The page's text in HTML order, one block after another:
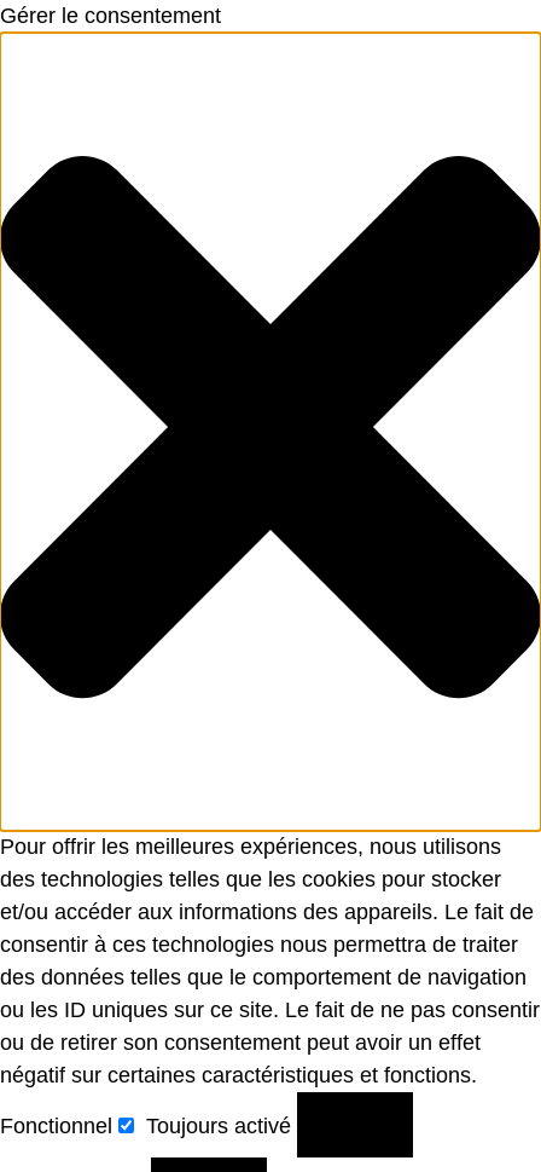
Gérer le consentement
Pour offrir les meilleures expériences, nous utilisons
des technologies telles que les cookies pour stocker
et/ou accéder aux informations des appareils. Le fait de
consentir à ces technologies nous permettra de traiter
des données telles que le comportement de navigation
ou les ID uniques sur ce site. Le fait de ne pas consentir
ou de retirer son consentement peut avoir un effet
négatif sur certaines caractéristiques et fonctions.
Fonctionnel Toujours activé